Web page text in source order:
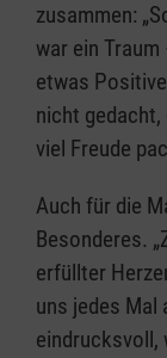
zusammen:
war ein
etwas
nicht gedacht,
viel Freude
Auch für die
Besonderes.
erfüllter
uns jedes Mal
eindrucksvoll,